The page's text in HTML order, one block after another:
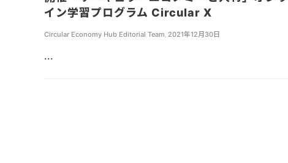
イン学習プログラム Circular X
Circular Economy Hub Editorial Team 2021年12月30日
...